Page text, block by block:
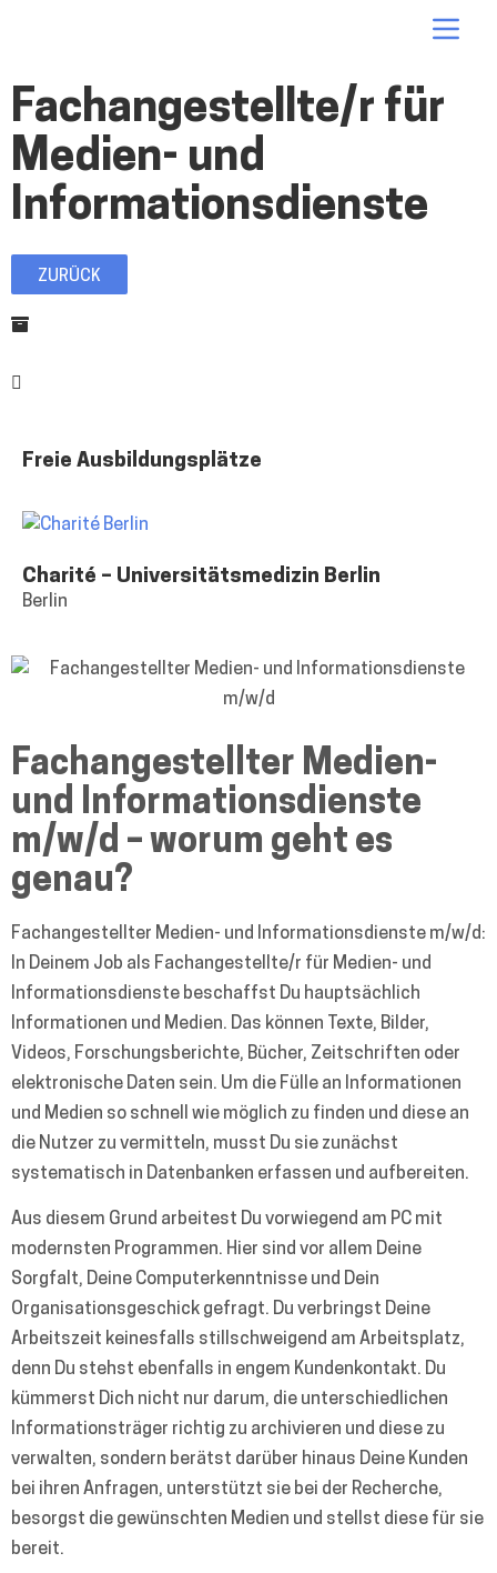
Fachangestellte/r für
Medien- und
Informationsdienste
ZURÜCK
Fachangestellter Medien-
und Informationsdienste
m/w/d – worum geht es
genau?
Fachangestellter Medien- und Informationsdienste m/w/d:
In Deinem Job als Fachangestellte/r für Medien- und
Informationsdienste beschaffst Du hauptsächlich
Informationen und Medien. Das können Texte, Bilder,
Videos, Forschungsberichte, Bücher, Zeitschriften oder
elektronische Daten sein. Um die Fülle an Informationen
und Medien so schnell wie möglich zu finden und diese an
die Nutzer zu vermitteln, musst Du sie zunächst
systematisch in Datenbanken erfassen und aufbereiten.
Aus diesem Grund arbeitest Du vorwiegend am PC mit
modernsten Programmen. Hier sind vor allem Deine
Sorgfalt, Deine Computerkenntnisse und Dein
Organisationsgeschick gefragt. Du verbringst Deine
Arbeitszeit keinesfalls stillschweigend am Arbeitsplatz,
denn Du stehst ebenfalls in engem Kundenkontakt. Du
kümmerst Dich nicht nur darum, die unterschiedlichen
Informationsträger richtig zu archivieren und diese zu
verwalten, sondern berätst darüber hinaus Deine Kunden
bei ihren Anfragen, unterstützt sie bei der Recherche,
besorgst die gewünschten Medien und stellst diese für sie
bereit.
Freie Ausbildungsplätze
Universitätsmedizin
Charité – Universitätsmedizin Berlin
Berlin